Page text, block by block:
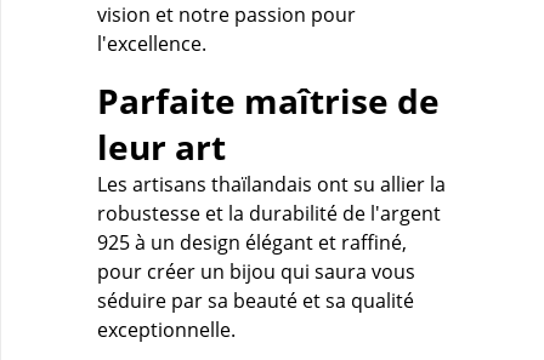
vision et notre passion pour
l'excellence.
Parfaite maîtrise de
leur art
Les artisans thaïlandais ont su allier la
robustesse et la durabilité de l'argent
925 à un design élégant et raffiné,
pour créer un bijou qui saura vous
séduire par sa beauté et sa qualité
exceptionnelle.